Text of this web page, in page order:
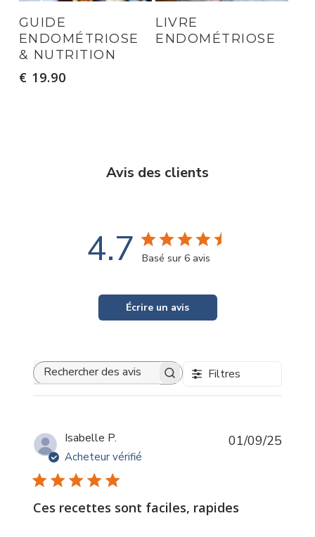
Ajouter Au Panier
GUIDE
ENDOMÉTRIOSE
& NUTRITION
€ 19.90
Lire La Suite
LIVRE
ENDOMÉTRIOSE
Avis des clients
4.7 Basé sur 6 avis
Écrire un avis
Rechercher
Filtres
Isabelle P.
Acheteur vérifié
Ces recettes sont faciles, rapides
01/09/25